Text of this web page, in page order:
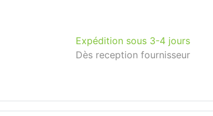
Expédition sous 3-4 jours
Dès reception fournisseur